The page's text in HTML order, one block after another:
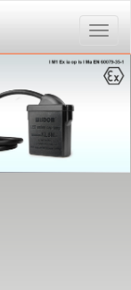
Toggle